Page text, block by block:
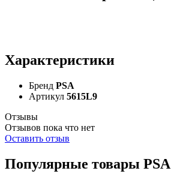
Характеристики
Бренд PSA
Артикул 5615L9
Отзывы
Отзывов пока что нет
Оставить отзыв
Популярные товары PSA